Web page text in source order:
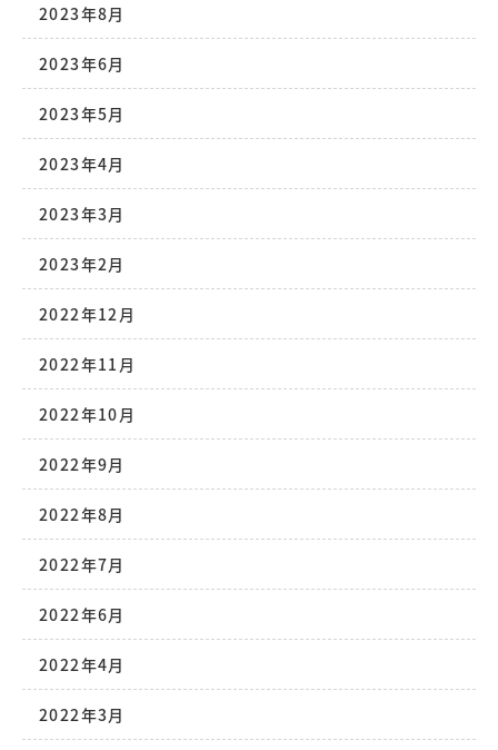
2023年8月
2023年6月
2023年5月
2023年4月
2023年3月
2023年2月
2022年12月
2022年11月
2022年10月
2022年9月
2022年8月
2022年7月
2022年6月
2022年4月
2022年3月